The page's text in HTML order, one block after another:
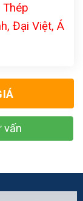
Đại Việt, Á
vấn